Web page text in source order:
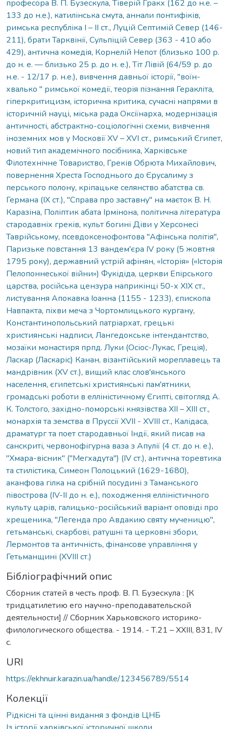
професора В. П. Бузескула,Тіверій Гракх (162 до н.е. –
133 до н.е.), катилінська смута, аннали понтифіків,
римська республіка I – II ст., Луцій Септимій Север (146-
211), брати Тарквінії, Сульпіцій Север (363 - 410 або
429), антична комедія, Корнелій Непот (близько 100 р.
до н. е. — близько 25 р. до н. е.),Тіт Лівій (64/59 р. до
н.е. - 12/17 р. н.е.), вивчення давньої історії, "воїн-
хвалько " римської комедії, теорія пізнання Геракліта,
гіперкритицизм, історична критика, сучасні напрями в
історичній науці, міська рада Оксіїнарха, модернізація
античності, абстрактно-соціологічні схеми, вивчення
іноземних мов у Московії ХV – ХVI ст., римський Єгипет,
новий тип академічного посібника, Харківське
Філотехнічне Товариство, Греків Обрюта Михайлович,
повернення Хреста Господнього до Єрусалиму з
перського полону, кріпацьке селянство абатства св.
Германа (IX ст.), "Справа про заставну" на маєток В. Н.
Каразіна, Поліптик абата Ірмінона, політична література
стародавніх греків, культ богині Діви у Херсонесі
Таврійському, псевдоксенофонтова "Афінська політія",
Паризьке повстання 13 вандем'єра IV року (5 жовтня
1795 року), державний устрій афінян, «Історія» («Історія
Пелопоннеської війни») Фукідіда, церкви Епірського
царства, російська цензура наприкінці 50-х ХІХ ст.,
листування Апокавка Іоанна (1155 - 1233), єпископа
Навпакта, піхви меча з Чортомлицького кургану,
Константинопольський патріархат, грецькі
християнські надписи, Лангедокське інтендантство,
мозаїки монастиря прпд. Луки (Осіос-Лукас, Греція),
Ласкар (Ласкаріс) Канан, візантійський мореплавець та
мандрівник (XV ст.), вищий клас слов'янського
населення, єгипетські християнські пам'ятники,
громадські роботи в елліністичному Єгипті, світогляд А.
К. Толстого, західно-поморські князівства XII – XIII ст.,
монархія та земства в Пруссії XVII - XVIII ст., Калідаса,
драматург та поет стародавньої Індії, який писав на
санскриті, червонофігурна ваза з Апулії (4 ст. до н. е.),
"Хмара-вісник" ("Мегхадута") (IV ст.), антична торевтика
та стилістика, Симеон Полоцький (1629-1680),
аканфова гілка на срібній посудині з Таманського
півострова (IV-II до н. е.), походження елліністичного
культу царів, галицько-російський варіант оповіді про
хрещеника, "Легенда про Авдакию святу мученицю",
гетьманські, скарбові, ратушні та церковні збори,
Лермонтов та античність, фінансове управління у
Гетьманщині (XVIII ст.)
Бібліографічний опис
Сборник статей в честь проф. В. П. Бузескула : [К
тридцатилетию его научно-преподавательской
деятельности] // Сборник Харьковского историко-
филологического общества. - 1914. - Т.21 – XXIII, 831, IV
с.
URI
https://ekhnuir.karazin.ua/handle/123456789/5514
Колекції
Рідкісні та цінні видання з фондів ЦНБ